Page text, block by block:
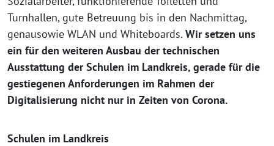
Turnhallen, gute Betreuung bis in den Nachmittag,
genausowie WLAN und Whiteboards. Wir setzen uns
ein für den weiteren Ausbau der technischen
Ausstattung der Schulen im Landkreis, gerade für die
gestiegenen Anforderungen im Rahmen der
Digitalisierung nicht nur in Zeiten von Corona.
Schulen im Landkreis